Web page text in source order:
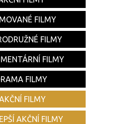
FILMY
FILMY
FILMY
FILMY
FILMY
AKČNÍ FILMY